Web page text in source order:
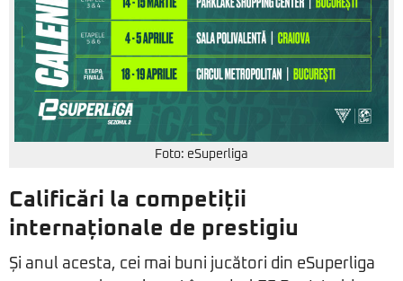
Foto: eSuperliga
Calificări la competiții
internaționale de prestigiu
Și anul acesta, cei mai buni jucători din eSuperliga